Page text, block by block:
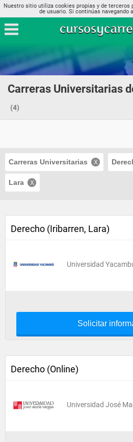
Nuestro sitio utiliza cookies propias y de terceros
de usuario. Si continúas navegando
Carreras Universitarias
(4)
Carreras Universitarias
Lara
Derecho (Iribarren, Lara)
Universidad
Solicitar
Derecho (Online)
Universidad José